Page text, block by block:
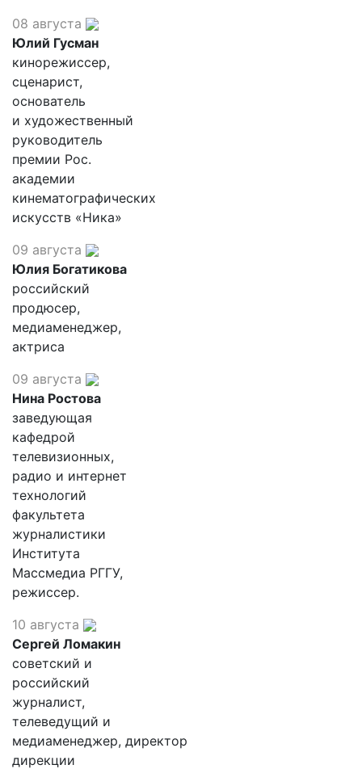
08 августа
Юлий Гусман
кинорежиссер,
сценарист,
основатель
и художественный
руководитель
премии Рос.
академии
кинематографических
искусств «Ника»
09 августа
Юлия Богатикова
российский
продюсер,
медиаменеджер,
актриса
09 августа
Нина Ростова
заведующая
кафедрой
телевизионных,
радио и интернет
технологий
факультета
журналистики
Института
Массмедиа РГГУ,
режиссер.
10 августа
Сергей Ломакин
советский и
российский
журналист,
телеведущий и
медиаменеджер, директор
дирекции